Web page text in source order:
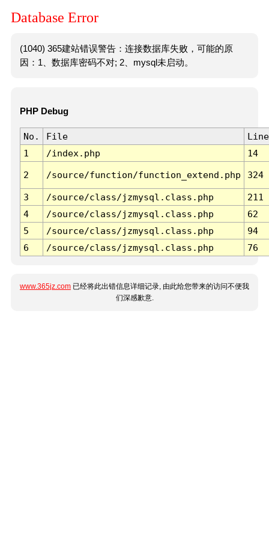
Database Error
(1040) 365建站错误警告：连接数据库失败，可能的原
因：1、数据库密码不对; 2、mysql未启动。
PHP Debug
No. File
Line
1
/index.php 14
2 /source/function/function_extend.php 324
3 /source/class/jzmysql.class.php
211
4
/source/class/jzmysql.class.php
62
5
/source/class/jzmysql.class.php
94
6
/source/class/jzmysql.class.php 76
www.365jz.com 已经将此出错信息详细记录, 由此给您带来的访问不便我
们深感歉意.